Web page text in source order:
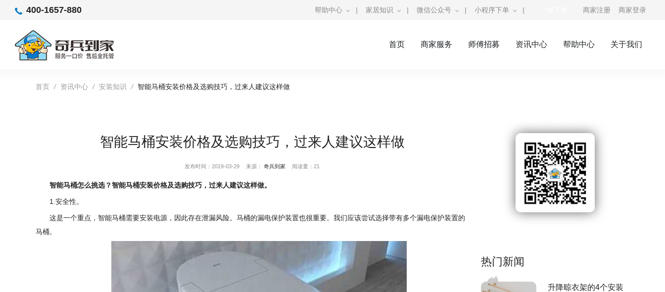
400-1657-880 帮助中心 | 家居知识 | 微信公众号 | 小程序下单 | 商家注册 商家登录
首页 商家服务 师傅招募 资讯中心 帮助中心 关于我们
首页 / 资讯中心 / 安装知识 / 智能马桶安装价格及选购技巧，过来人建议这样做
智能马桶安装价格及选购技巧，过来人建议这样做
发布时间：2019-03-29 来源： 奇兵到家 阅读量：21
智能马桶怎么挑选？智能马桶安装价格及选购技巧，过来人建议这样做。
1.安全性。
这是一个重点，智能马桶需要安装电源，因此存在泄漏风险。马桶的漏电保护装置也很重要。我们应该尝试选择带有多个漏电保护装置的
马桶。
热门新闻
升降晾衣架的4个安装